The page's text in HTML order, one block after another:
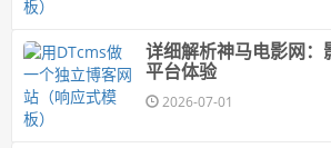
详细解析神马电影网：
平台体验
2026-07-01